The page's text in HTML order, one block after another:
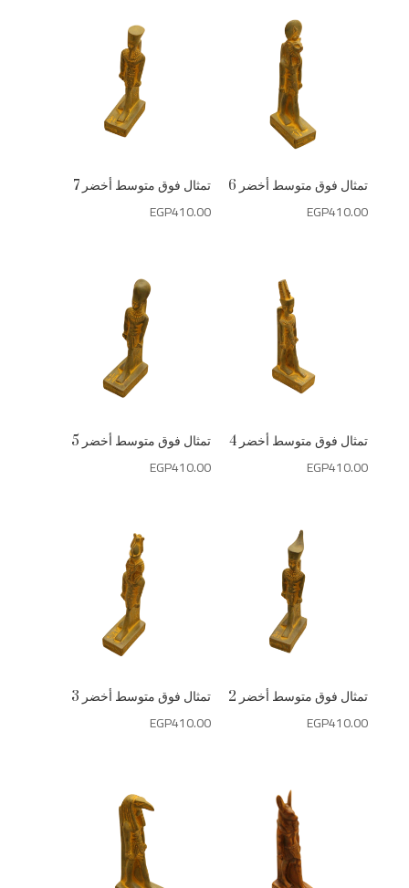
تمثال فوق متوسط أخضر 7
EGP410.00
تمثال فوق متوسط أخضر 6
EGP410.00
تمثال فوق متوسط أخضر 5
EGP410.00
تمثال فوق متوسط أخضر 4
EGP410.00
تمثال فوق متوسط أخضر 3
EGP410.00
تمثال فوق متوسط أخضر 2
EGP410.00